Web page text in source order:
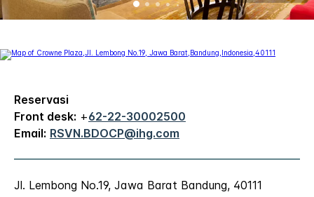
Reservasi
Front desk: +62-22-30002500
Email: RSVN.BDOCP@ihg.com
Jl. Lembong No.19, Jawa Barat Bandung, 40111